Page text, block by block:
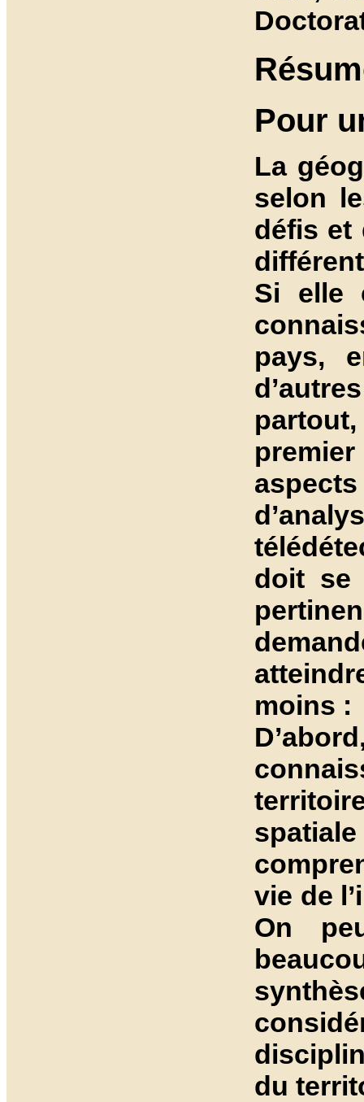
Pour
La
selon
défis et
Si elle
pays,
doit se
moins :
vie de
On
du